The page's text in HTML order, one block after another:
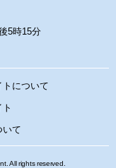
5時15分
トについて
いて
All rights reserved.